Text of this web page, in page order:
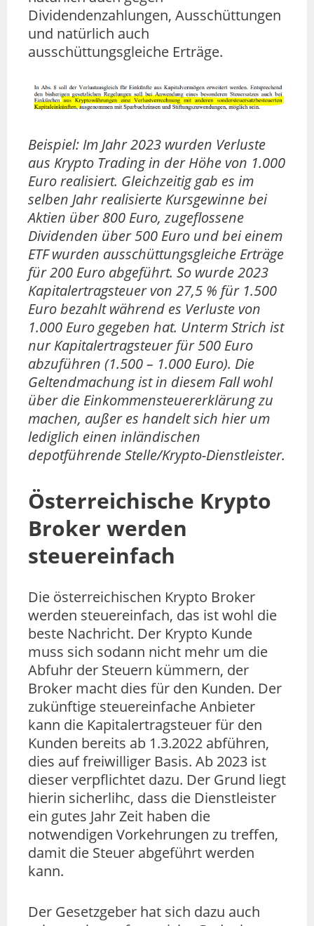
Dividendenzahlungen, Ausschüttungen
und natürlich auch
ausschüttungsgleiche Erträge.
Beispiel: Im Jahr 2023 wurden Verluste
aus Krypto Trading in der Höhe von 1.000
Euro realisiert. Gleichzeitig gab es im
selben Jahr realisierte Kursgewinne bei
Aktien über 800 Euro, zugeflossene
Dividenden über 500 Euro und bei einem
ETF wurden ausschüttungsgleiche Erträge
für 200 Euro abgeführt. So wurde 2023
Kapitalertragsteuer von 27,5 % für 1.500
Euro bezahlt während es Verluste von
1.000 Euro gegeben hat. Unterm Strich ist
nur Kapitalertragsteuer für 500 Euro
abzuführen (1.500 – 1.000 Euro). Die
Geltendmachung ist in diesem Fall wohl
über die Einkommensteuererklärung zu
machen, außer es handelt sich hier um
lediglich einen inländischen
depotführende Stelle/Krypto-Dienstleister.
Österreichische Krypto
Broker werden
steuereinfach
Die österreichischen Krypto Broker
werden steuereinfach, das ist wohl die
beste Nachricht. Der Krypto Kunde
muss sich sodann nicht mehr um die
Abfuhr der Steuern kümmern, der
Broker macht dies für den Kunden. Der
zukünftige steuereinfache Anbieter
kann die Kapitalertragsteuer für den
Kunden bereits ab 1.3.2022 abführen,
dies auf freiwilliger Basis. Ab 2023 ist
dieser verpflichtet dazu. Der Grund liegt
hierin sicherlihc, dass die Dienstleister
ein gutes Jahr Zeit haben die
notwendigen Vorkehrungen zu treffen,
damit die Steuer abgeführt werden
kann.
Der Gesetzgeber hat sich dazu auch